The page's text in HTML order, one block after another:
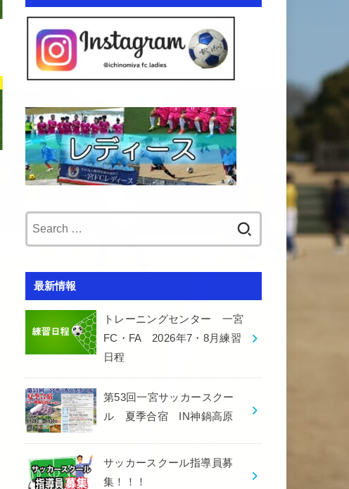
最新情報
トレーニングセンター 一宮
FC・FA 2026年7・8月練習
日程
第53回一宮サッカースクー
ル 夏季合宿 IN神鍋高原
サッカースクール指導員募
集！！！